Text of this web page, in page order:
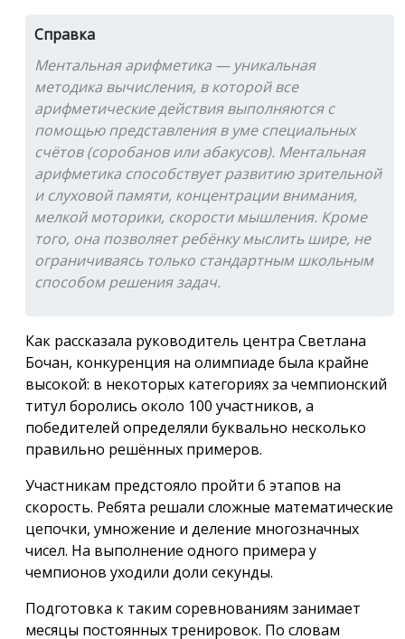
Справка
Ментальная арифметика — уникальная
методика вычисления, в которой все
арифметические действия выполняются с
помощью представления в уме специальных
счётов (соробанов или абакусов). Ментальная
арифметика способствует развитию зрительной
и слуховой памяти, концентрации внимания,
мелкой моторики, скорости мышления. Кроме
того, она позволяет ребёнку мыслить шире, не
ограничиваясь только стандартным школьным
способом решения задач.
Как рассказала руководитель центра Светлана
Бочан, конкуренция на олимпиаде была крайне
высокой: в некоторых категориях за чемпионский
титул боролись около 100 участников, а
победителей определяли буквально несколько
правильно решённых примеров.
Участникам предстояло пройти 6 этапов на
скорость. Ребята решали сложные математические
цепочки, умножение и деление многозначных
чисел. На выполнение одного примера у
чемпионов уходили доли секунды.
Подготовка к таким соревнованиям занимает
месяцы постоянных тренировок. По словам